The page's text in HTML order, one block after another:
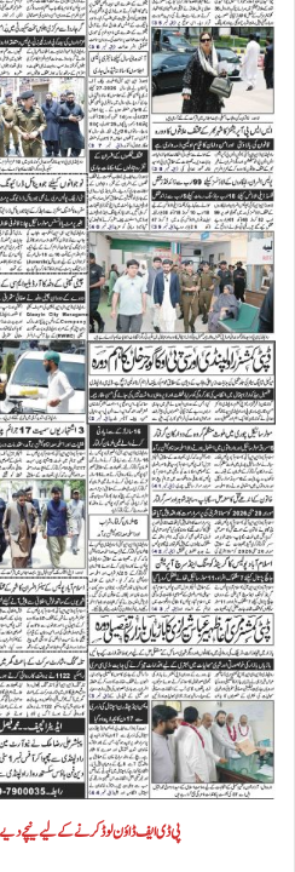
پی ڈی ایف ڈاؤن لوڈ کرنے کے لیے نیچے دیے